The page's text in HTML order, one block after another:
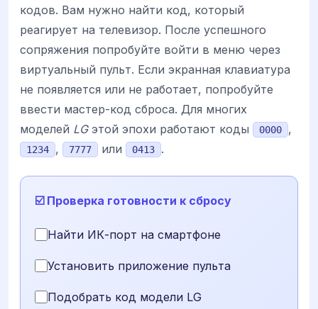
кодов. Вам нужно найти код, который
реагирует на телевизор. После успешного
сопряжения попробуйте войти в меню через
виртуальный пульт. Если экранная клавиатура
не появляется или не работает, попробуйте
ввести мастер-код сброса. Для многих
моделей LGэтой эпохи работают коды 0000 ,
1234 , 7777 или 0413 .
☑️ Проверка готовности к сбросу
Найти ИК-порт на смартфоне
Установить приложение пульта
Подобрать код модели LG